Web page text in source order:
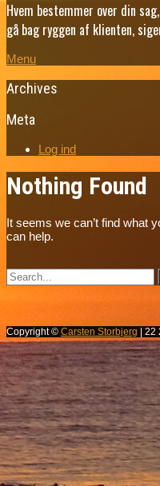
Hvem bestemmer over din
gå bag ryggen af klienten,
Menu
Archives
Meta
Log ind
Nothing Found
It seems we can’t find what
can help.
Copyright © Carsten Storbjerg |